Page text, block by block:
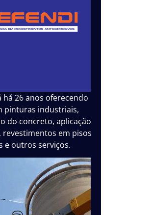
há 26 anos oferecendo
pinturas industriais,
do concreto, aplicação
revestimentos em pisos
e outros serviços.